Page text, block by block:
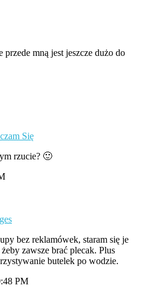
mną jest jeszcze dużo do
Się
rzucie? 🙂
bez reklamówek, staram się je
zawsze brać plecak. Plus
butelek po wodzie.
PM